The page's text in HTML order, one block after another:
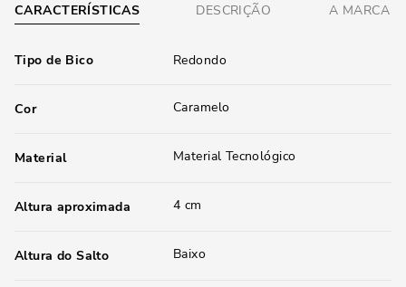
CARACTERÍSTICAS DESCRIÇÃO A MARCA
Tipo de Bico Redondo
Cor Caramelo
Material Material Tecnológico
Altura aproximada 4 cm
Altura do Salto Baixo